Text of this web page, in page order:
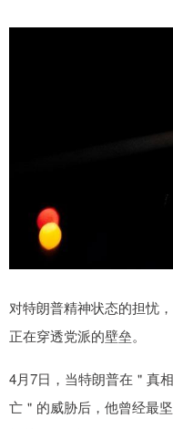
对特朗普精神状态的担忧
正在穿透党派的壁垒。
4月7日，当特朗普在＂真
亡＂的威胁后，他曾经最